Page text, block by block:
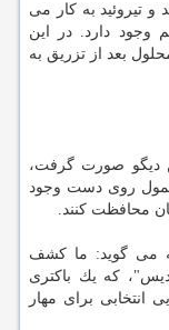
و تیروئید به كار می
وجود دارد. در این
بعد از تزریق به
دیگو صورت گرفت،
روی دست وجود
محافظت كنند.
می گوید: ما كشف
كه یك باكتری
انتخابی برای مهار